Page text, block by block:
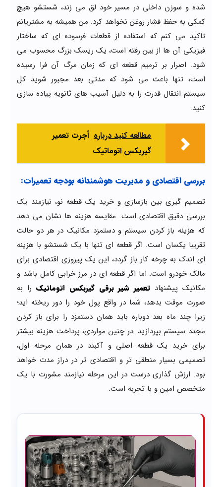
شده و سوزن داخلی در مسیر خود لق می زند، شستشو هیچ
کمکی به حفظ فشار روغن نخواهد کرد. من همیشه به مشتریانم
تاکید می کنم که استفاده از قطعات فرسوده ای که ساختار
فیزیکی آن ها از بین رفته است، یک ریسک بزرگ محسوب می
شود. اصرار بر ترمیم قطعه ای که زمان مرگ آن فرا رسیده
است، تنها باعث می شود که مدتی بعد مجبور شوید کل
سیستم انتقال قدرت را به دلیل آسیب های ثانویه پیاده سازی
کنید.
مطالعه کنید درباره‌ اُجرت تعمیر
گیربکس اتوماتیک
بررسی اقتصادی و مدیریت هوشمندانه بودجه تعمیرات:
تصمیم گیری بین بازسازی و خرید یک قطعه نو، نیازمند یک
بررسی دقیق اقتصادی است. مقایسه هزینه ها نشان می دهد
که هزینه باز کردن سیستم و دستمزد مکانیک در هر دو حالت
تقریبا یکسان است. اگر قطعه ای تنها با یک شستشو با هزینه
ای اندک به چرخه کار باز گردد، این یک پیروزی اقتصادی برای
مالک خودرو است. اما اگر قطعه ای در مرز خرابی کامل باشد و
مکانیک پیشنهاد تعمیر شیر برقی گیربکس اتوماتیک را به
صورت موقت بدهد، شما در واقع پول خود را دور ریخته اید؛
زیرا چند ماه بعد دوباره باید همان دستمزد را برای باز کردن
مجدد سیستم بپردازید. در چنین مواردی، پرداخت هزینه بیشتر
برای خرید یک قطعه اصلی و آکبند در همان مرحله اول،
تصمیمی بسیار منطقی تر و اقتصادی تر در دراز مدت خواهد
بود. ارزش گذاری درست در این مرحله نیازمند مشورت با یک
متخصص امین و با تجربه است.